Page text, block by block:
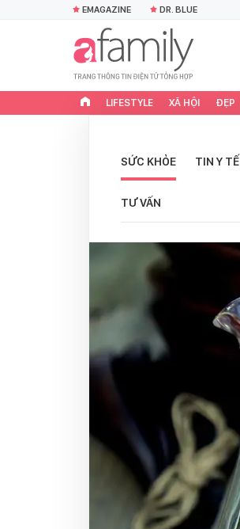
EMAGAZINE DR. BLUE
LIFESTYLE XÃ HỘI ĐẸP
SỨC KHỎE TIN Y TẾ
TƯ VẤN